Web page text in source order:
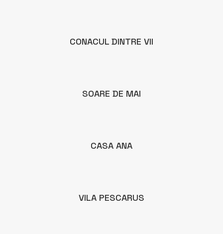
CONACUL DINTRE VII
SOARE DE MAI
CASA ANA
VILA PESCARUS